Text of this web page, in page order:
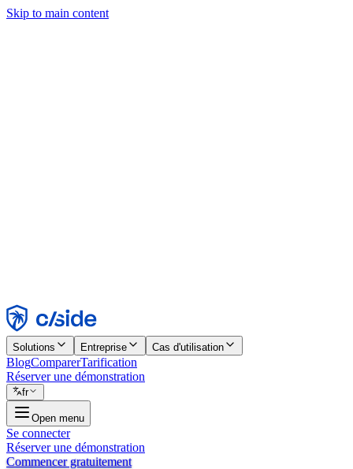
Skip to main content
Rejeter
Solutions Entreprise Cas d'utilisation
BlogComparerTarification
Réserver une démonstration
fr
Open menu
Se connecter
Réserver une démonstration
Commencer gratuitement